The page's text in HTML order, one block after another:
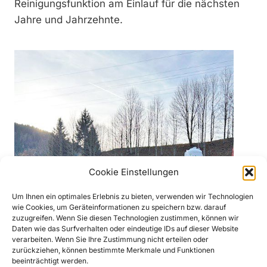
Cookie Einstellungen
Um Ihnen ein optimales Erlebnis zu bieten, verwenden wir Technologien
wie Cookies, um Geräteinformationen zu speichern bzw. darauf
zuzugreifen. Wenn Sie diesen Technologien zustimmen, können wir
Daten wie das Surfverhalten oder eindeutige IDs auf dieser Website
verarbeiten. Wenn Sie Ihre Zustimmung nicht erteilen oder
zurückziehen, können bestimmte Merkmale und Funktionen
beeinträchtigt werden.
Reinigungsfunktion am Einlauf für die nächsten
Jahre und Jahrzehnte.